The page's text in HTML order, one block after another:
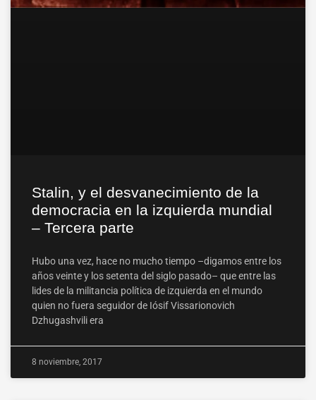
Stalin, y el desvanecimiento de la
democracia en la izquierda mundial
– Tercera parte
Hubo una vez, hace no mucho tiempo –digamos entre los
años veinte y los setenta del siglo pasado– que entre las
lides de la militancia política de izquierda en el mundo
quien no fuera seguidor de Iósif Vissarionovich
Dzhugashvili era
8 noviembre, 2017